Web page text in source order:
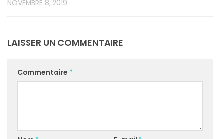
NOVEMBRE 8, 2019
LAISSER UN COMMENTAIRE
Commentaire *